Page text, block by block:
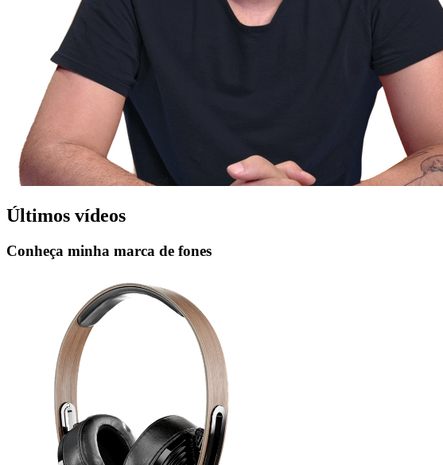
Últimos vídeos
Conheça minha marca de fones